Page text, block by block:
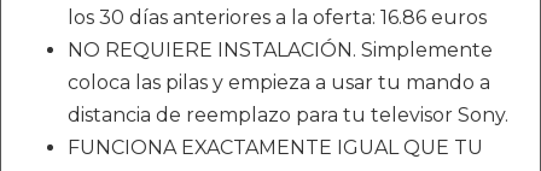
los 30 días anteriores a la oferta: 16.86 euros
NO REQUIERE INSTALACIÓN. Simplemente
coloca las pilas y empieza a usar tu mando a
distancia de reemplazo para tu televisor Sony.
FUNCIONA EXACTAMENTE IGUAL QUE TU